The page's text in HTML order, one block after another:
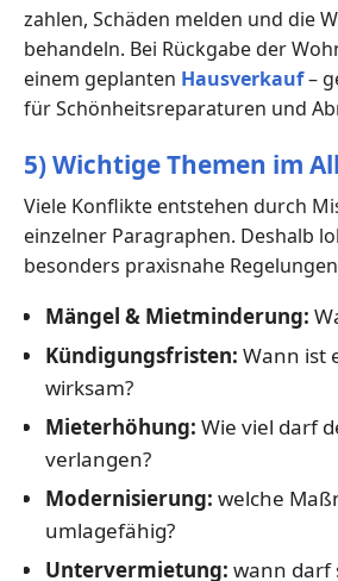
zahlen, Schäden melden und die
behandeln. Bei Rückgabe der
einem geplanten Hausverkauf–
für Schönheitsreparaturen und
5) Wichtige Themen im
Viele Konflikte entstehen durch
einzelner Paragraphen. Deshalb
besonders praxisnahe
Mängel & Mietminderung:
Kündigungsfristen: Wann ist
wirksam?
Mieterhöhung: Wie viel darf
verlangen?
Modernisierung: welche
umlagefähig?
Untervermietung: wann darf